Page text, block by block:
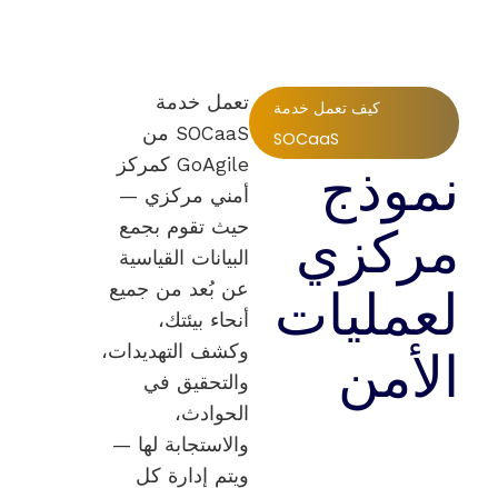
كيف تعمل خدمة
SOCaaS
نموذج
مركزي
لعمليات
الأمن
تعمل خدمة
SOCaaS من
GoAgile كمركز
أمني مركزي —
حيث تقوم بجمع
البيانات القياسية
عن بُعد من جميع
أنحاء بيئتك،
وكشف التهديدات،
والتحقيق في
الحوادث،
والاستجابة لها —
ويتم إدارة كل